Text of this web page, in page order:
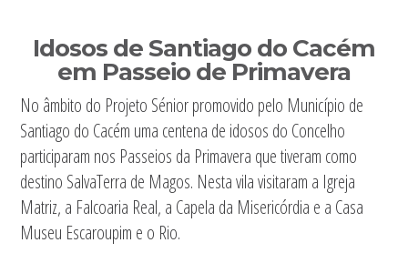
Idosos de Santiago do Cacém
em Passeio de Primavera
No âmbito do Projeto Sénior promovido pelo Município de
Santiago do Cacém uma centena de idosos do Concelho
participaram nos Passeios da Primavera que tiveram como
destino SalvaTerra de Magos. Nesta vila visitaram a Igreja
Matriz, a Falcoaria Real, a Capela da Misericórdia e a Casa
Museu Escaroupim e o Rio.
Sidebar
primária